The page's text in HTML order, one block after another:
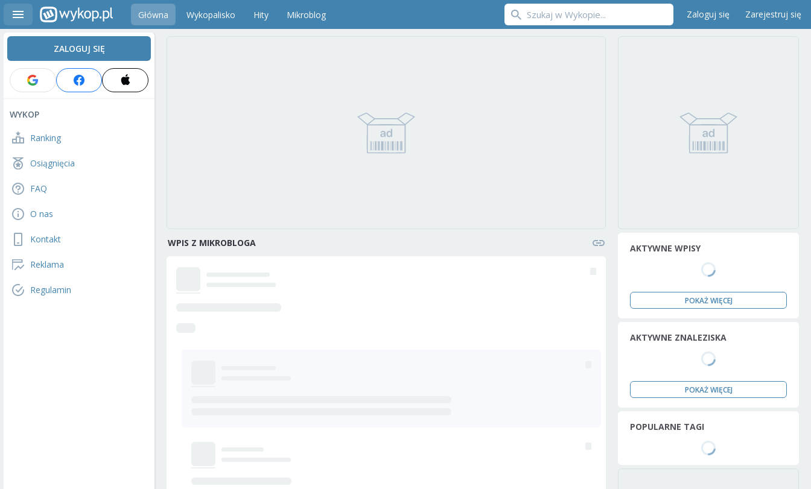
Główna Wykopalisko Hity Mikroblog Zaloguj się Zarejestruj się
ZALOGUJ SIĘ
WYKOP
Ranking
Osiągnięcia
FAQ
O nas
Kontakt
Reklama
Regulamin
WPIS Z MIKROBLOGA AKTYWNE WPISY
POKAŻ WIĘCEJ
AKTYWNE ZNALEZISKA
POKAŻ WIĘCEJ
POPULARNE TAGI